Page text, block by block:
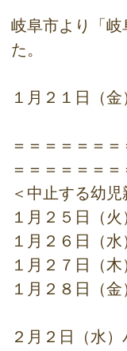
岐阜市より「
た。
１月２１日（
＝＝＝＝＝＝
＝＝＝＝＝＝
＜中止する幼
１月２５日（
１月２６日（
１月２７日（
１月２８日（
２月２日（水